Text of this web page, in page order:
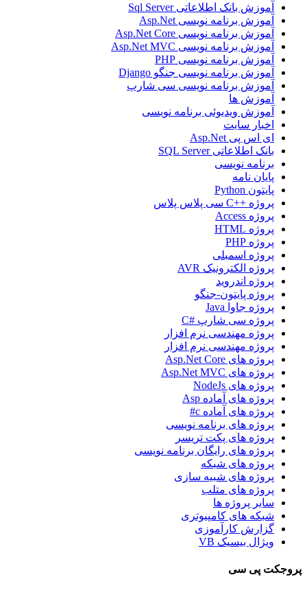
آموزش بانک اطلاعاتی Sql Server
آموزش برنامه نویسی Asp.Net
آموزش برنامه نویسی Asp.Net Core
آموزش برنامه نویسی Asp.Net MVC
آموزش برنامه نویسی PHP
آموزش برنامه نویسی جنگو Django
آموزش برنامه نویسی سی شارپ
آموزش ها
آموزش ویدیوئی برنامه نویسی
اخبار سایت
ای اس پی Asp.Net
بانک اطلاعاتی SQL Server
برنامه نویسی
پایان نامه
پایتون Python
پروژه ++C سی پلاس پلاس
پروژه Access
پروژه HTML
پروژه PHP
پروژه اسمبلی
پروژه الکترونیک AVR
پروژه اندروید
پروژه پایتون-جنگو
پروژه جاوا Java
پروژه سی شارپ #C
پروژه مهندسی نرم افزار
پروژه مهندسی نرم افزار
پروژه های Asp.Net Core
پروژه های Asp.Net MVC
پروژه های NodeJs
پروژه های آماده Asp
پروژه های آماده c#
پروژه های برنامه نویسی
پروژه های پکت تریسر
پروژه های رایگان برنامه نویسی
پروژه های شبکه
پروژه های شبیه سازی
پروژه های متلب
سایر پروژه ها
شبکه های کامپیوتری
گزارش کارآموزی
ویژال بیسیک VB
پروجکت پی سی